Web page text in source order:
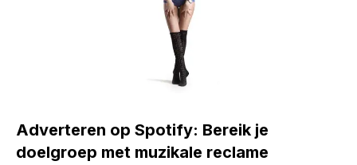
Adverteren op Spotify: Bereik je
doelgroep met muzikale reclame